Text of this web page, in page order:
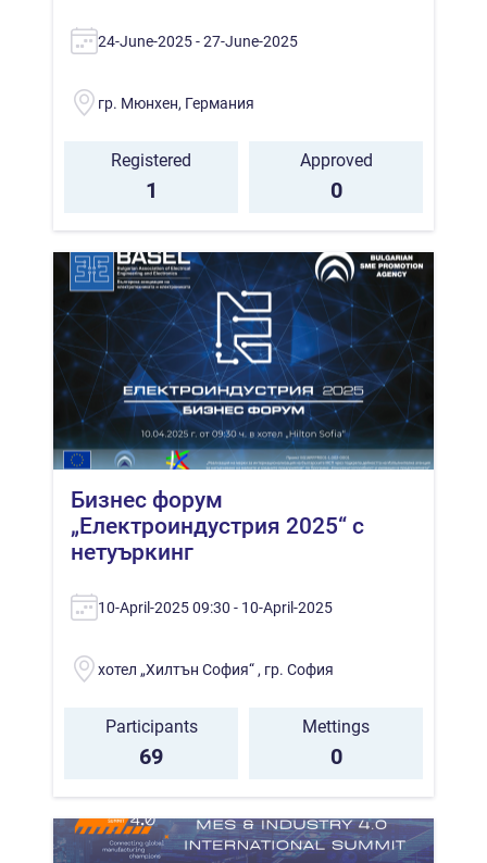
24-June-2025 - 27-June-2025
гр. Мюнхен, Германия
Registered
1
Approved
0
Бизнес форум
„Електроиндустрия 2025“ с
нетуъркинг
10-April-2025 09:30 - 10-April-2025
хотел „Хилтън София“ , гр. София
Participants
69
Mettings
0